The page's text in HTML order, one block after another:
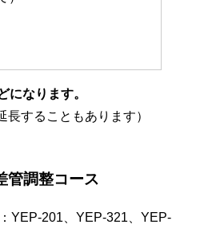
なります。
長することもあります）
管調整コース
YEP-201、YEP-321、YEP-